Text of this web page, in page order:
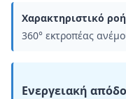
Χαρακτηριστικό
360° εκτροπέας
Ενεργειακή